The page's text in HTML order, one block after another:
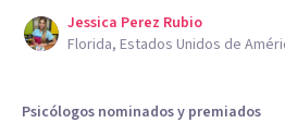
Jessica Perez Rubio
Florida, Estados Unidos de
Psicólogos nominados y premiados